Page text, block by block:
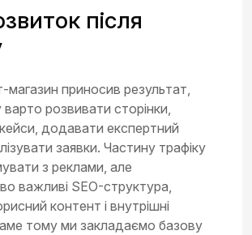
після
магазин приносив результат,
варто розвивати сторінки,
додавати експертний
заявки. Частину трафіку
з реклами, але
важливі SEO-структура,
контент і внутрішні
тому ми закладаємо базову